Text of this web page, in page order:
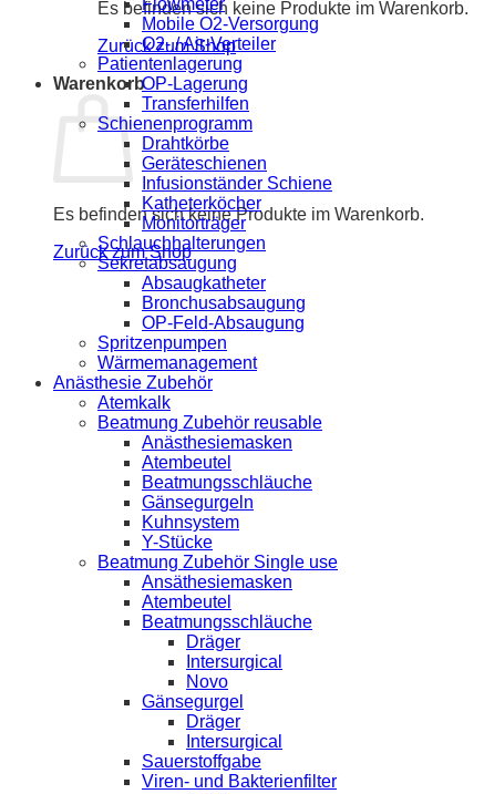
Es befinden sich keine Produkte im Warenkorb.
Zurück zum Shop
Warenkorb
Es befinden sich keine Produkte im Warenkorb.
Zurück zum Shop
Flowmeter
Mobile O2-Versorgung
O2- / Air-Verteiler
Patientenlagerung
OP-Lagerung
Transferhilfen
Schienenprogramm
Drahtkörbe
Geräteschienen
Infusionständer Schiene
Katheterköcher
Monitorträger
Schlauchhalterungen
Sekretabsaugung
Absaugkatheter
Bronchusabsaugung
OP-Feld-Absaugung
Spritzenpumpen
Wärmemanagement
Anästhesie Zubehör
Atemkalk
Beatmung Zubehör reusable
Anästhesiemasken
Atembeutel
Beatmungsschläuche
Gänsegurgeln
Kuhnsystem
Y-Stücke
Beatmung Zubehör Single use
Ansäthesiemasken
Atembeutel
Beatmungsschläuche
Dräger
Intersurgical
Novo
Gänsegurgel
Dräger
Intersurgical
Sauerstoffgabe
Viren- und Bakterienfilter